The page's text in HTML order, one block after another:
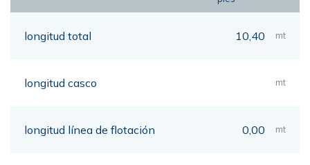
longitud total 10,40 mt
longitud casco mt
longitud línea de flotación 0,00 mt